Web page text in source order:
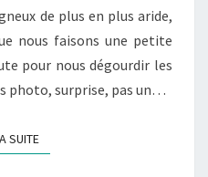
de plus en plus aride,
nous faisons une petite
pour nous dégourdir les
photo, surprise, pas un…
SUITELIRE LA SUITE